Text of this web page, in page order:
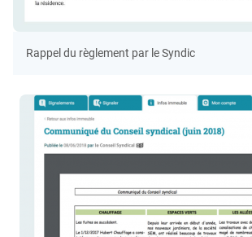
Rappel du règlement par le Syndic